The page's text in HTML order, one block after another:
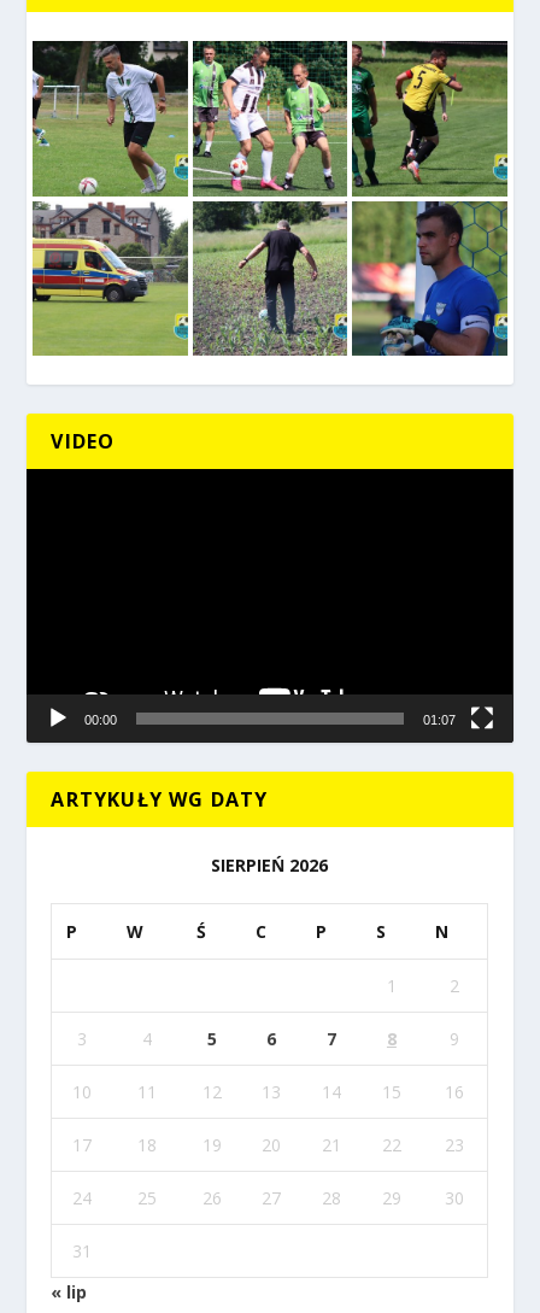
VIDEO
00:00 01:07
ARTYKUŁY WG DATY
SIERPIEŃ 2026
P W Ś C P S N
1 2
3 4 5 6 7 8 9
10 11 12 13 14 15 16
17 18 19 20 21 22 23
24 25 26 27 28 29 30
31
« lip